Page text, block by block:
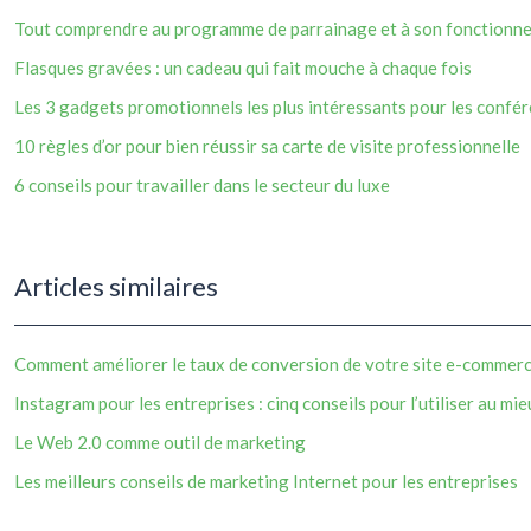
Tout comprendre au programme de parrainage et à son
Flasques gravées : un cadeau qui fait mouche à chaque fois
Les 3 gadgets promotionnels les plus intéressants pour les
10 règles d’or pour bien réussir sa carte de visite professionnelle
6 conseils pour travailler dans le secteur du luxe
Articles similaires
Comment améliorer le taux de conversion de votre site e-
Instagram pour les entreprises : cinq conseils pour l’utiliser au
Le Web 2.0 comme outil de marketing
Les meilleurs conseils de marketing Internet pour les entreprises